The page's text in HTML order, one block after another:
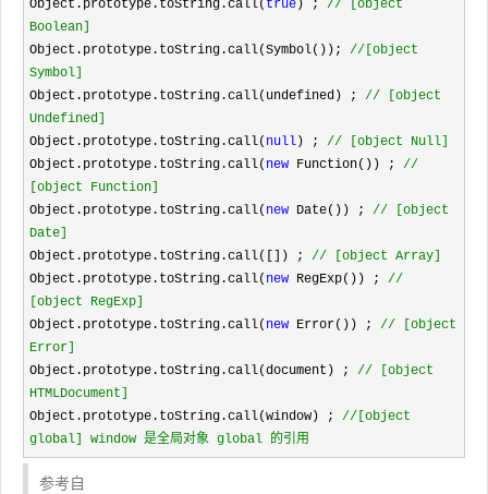
Object.prototype.toString.call( true ) ; // [object
Boolean]
Object.prototype.toString.call(Symbol()); // [object
Symbol]
Object.prototype.toString.call(undefined) ; // [object
Undefined]
Object.prototype.toString.call( null ) ; // [object Null]
Object.prototype.toString.call( new Function()) ; //
[object Function]
Object.prototype.toString.call( new Date()) ; // [object
Date]
Object.prototype.toString.call([]) ; // [object Array]
Object.prototype.toString.call( new RegExp()) ; //
[object RegExp]
Object.prototype.toString.call( new Error()) ; // [object
Error]
Object.prototype.toString.call(document) ; // [object
HTMLDocument]
Object.prototype.toString.call(window) ; // [object
global] window 是全局对象 global 的引用
参考自